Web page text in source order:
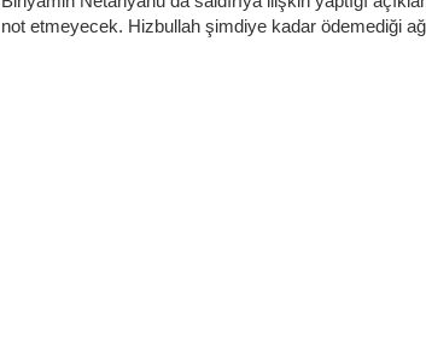
not etmeyecek. Hizbullah şimdiye kadar ödemediği